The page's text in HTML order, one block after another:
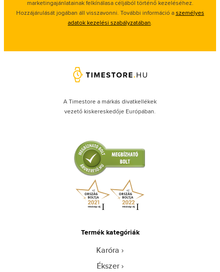
marketingajánlatainak felkínálasa céljából történő kezeléséhez.
Hozzájárulását jogában áll visszavonni. További információ aszemélyes
adatok kezelési szabályzatában.
A Timestore a márkás divatkellékek
vezető kiskereskedője Európában.
Termék kategóriák
Karóra
Ékszer